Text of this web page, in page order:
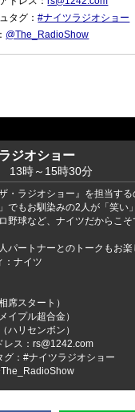
タグ：#ナイツラジオショー
@The_RadioShow
ジオショー
13時～15時30分
・ラジオショー』を担当する
でもお馴染みの2人が「笑い
野球など、ナイツだからこ
パートナーとのトークもお楽
：ナイツ
席スタート）
イプル超合金）
ハリセンボン）
レス：rs@1242.com
グ：#ナイツラジオショー